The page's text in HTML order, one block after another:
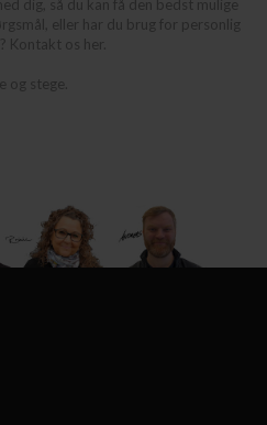
dig, så du kan få den bedst mulige
eller har du brug for personlig
Kontakt os her.
og stege.